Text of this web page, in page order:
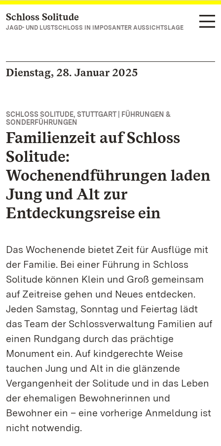
Zum Hauptinhalt springen
Schloss Solitude
JAGD- UND LUSTSCHLOSS IN IMPOSANTER AUSSICHTSLAGE
Dienstag, 28. Januar 2025
SCHLOSS SOLITUDE, STUTTGART | FÜHRUNGEN &
SONDERFÜHRUNGEN
Familienzeit auf Schloss
Solitude:
Wochenendführungen laden
Jung und Alt zur
Entdeckungsreise ein
Das Wochenende bietet Zeit für Ausflüge mit
der Familie. Bei einer Führung in Schloss
Solitude können Klein und Groß gemeinsam
auf Zeitreise gehen und Neues entdecken.
Jeden Samstag, Sonntag und Feiertag lädt
das Team der Schlossverwaltung Familien auf
einen Rundgang durch das prächtige
Monument ein. Auf kindgerechte Weise
tauchen Jung und Alt in die glänzende
Vergangenheit der Solitude und in das Leben
der ehemaligen Bewohnerinnen und
Bewohner ein – eine vorherige Anmeldung ist
nicht notwendig.